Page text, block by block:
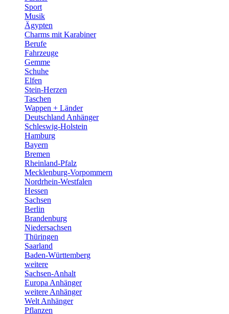
Sport
Musik
Ägypten
Charms mit Karabiner
Berufe
Fahrzeuge
Gemme
Schuhe
Elfen
Stein-Herzen
Taschen
Wappen + Länder
Deutschland Anhänger
Schleswig-Holstein
Hamburg
Bayern
Bremen
Rheinland-Pfalz
Mecklenburg-Vorpommern
Nordrhein-Westfalen
Hessen
Sachsen
Berlin
Brandenburg
Niedersachsen
Thüringen
Saarland
Baden-Württemberg
weitere
Sachsen-Anhalt
Europa Anhänger
weitere Anhänger
Welt Anhänger
Pflanzen